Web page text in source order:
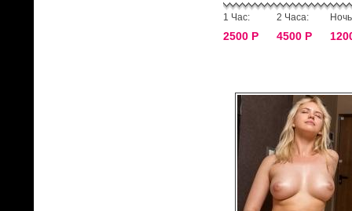
1 Час:
2500 Р
2 Часа:
4500 Р